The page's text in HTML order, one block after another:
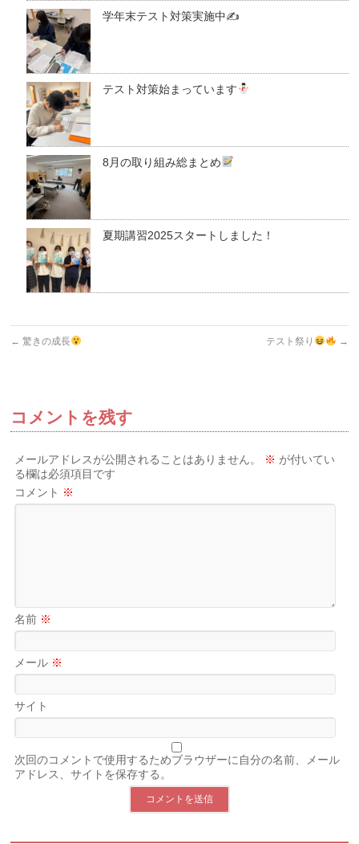
学年末テスト対策実施中✍
テスト対策始まっています
8月の取り組み総まとめ
夏期講習2025スタートしました！
← 驚きの成長 テスト祭り →
コメントを残す
メールアドレスが公開されることはありません。 ※ が付いてい
る欄は必須項目です
コメント ※
名前 ※
メール ※
サイト
次回のコメントで使用するためブラウザーに自分の名前、メール
アドレス、サイトを保存する。